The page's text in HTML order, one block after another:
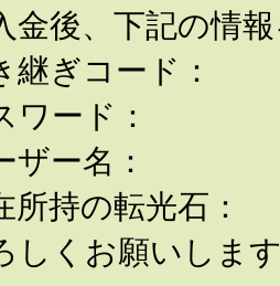
金後、下記の情
継ぎコード：
ワード：
ザー名：
所持の転光石：
しくお願いしま